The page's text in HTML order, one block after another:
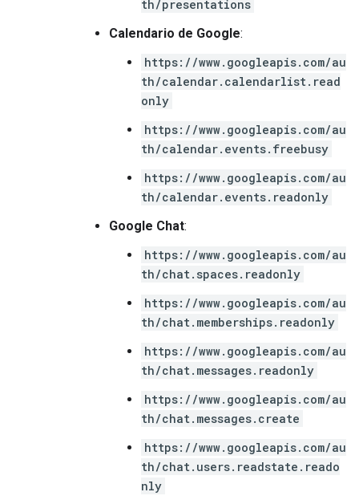
th/presentations
Calendario de Google:
https://www.googleapis.com/au
th/calendar.calendarlist.read
only
https://www.googleapis.com/au
th/calendar.events.freebusy
https://www.googleapis.com/au
th/calendar.events.readonly
Google Chat:
https://www.googleapis.com/au
th/chat.spaces.readonly
https://www.googleapis.com/au
th/chat.memberships.readonly
https://www.googleapis.com/au
th/chat.messages.readonly
https://www.googleapis.com/au
th/chat.messages.create
https://www.googleapis.com/au
th/chat.users.readstate.reado
nly